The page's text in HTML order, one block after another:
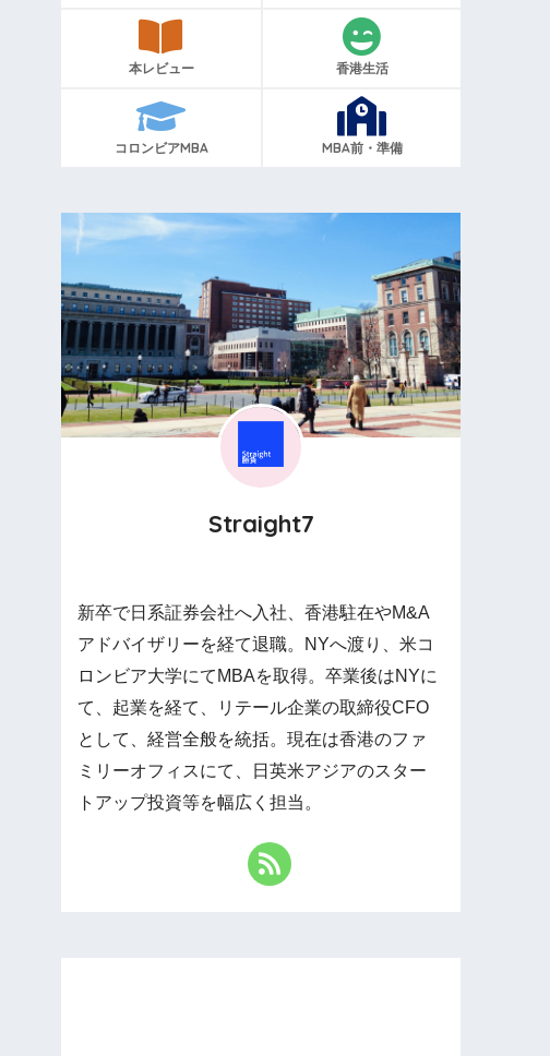
本レビュー 香港生活
コロンビアMBA MBA前・準備
Straight7
新卒で日系証券会社へ入社、香港駐在やM&A
アドバイザリーを経て退職。NYへ渡り、米コ
ロンビア大学にてMBAを取得。卒業後はNYに
て、起業を経て、リテール企業の取締役CFO
として、経営全般を統括。現在は香港のファ
ミリーオフィスにて、日英米アジアのスター
トアップ投資等を幅広く担当。